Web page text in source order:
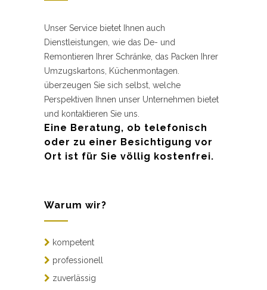
Unser Service bietet Ihnen auch
Dienstleistungen, wie das De- und
Remontieren Ihrer Schränke, das Packen Ihrer
Umzugskartons, Küchenmontagen.
überzeugen Sie sich selbst, welche
Perspektiven Ihnen unser Unternehmen bietet
und kontaktieren Sie uns.
Eine Beratung, ob telefonisch
oder zu einer Besichtigung vor
Ort ist für Sie völlig kostenfrei.
Warum wir?
kompetent
professionell
zuverlässig